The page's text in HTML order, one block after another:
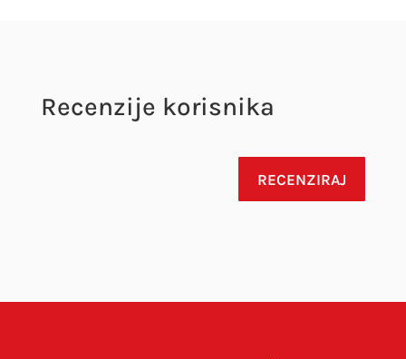
Recenzije korisnika
RECENZIRAJ